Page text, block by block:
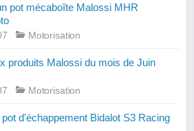
pot mécaboîte Malossi MHR
Motorisation
produits Malossi du mois de Juin
Motorisation
pot d'échappement Bidalot S3 Racing